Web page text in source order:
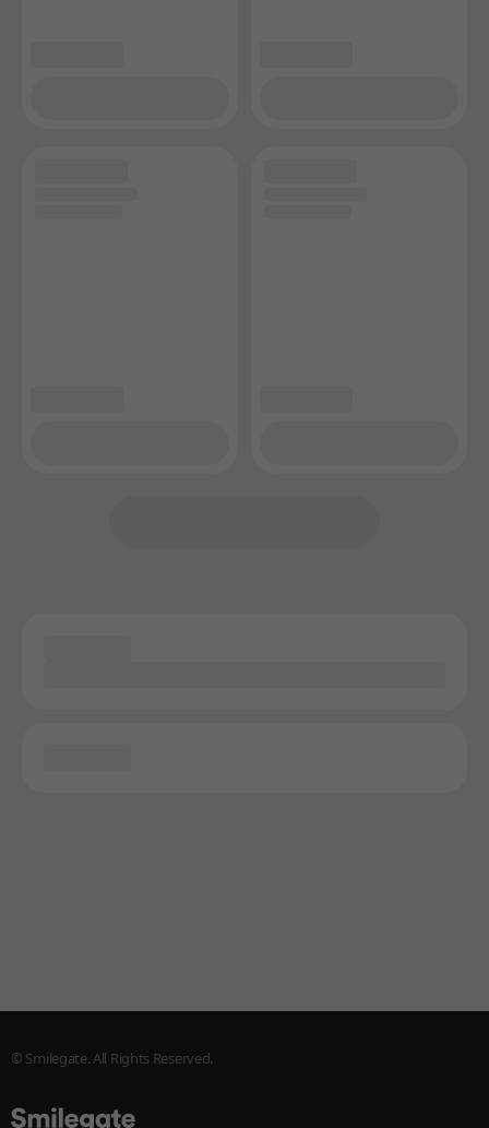
© Smilegate. All Rights Reserved.